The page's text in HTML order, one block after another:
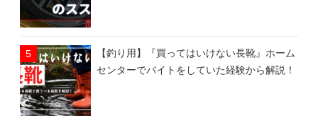
【釣り用】『買ってはいけない長靴』ホーム
センターでバイトをしていた経験から解説！